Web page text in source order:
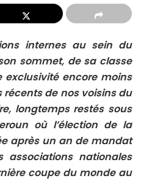
internes au sein du
sommet, de sa classe
exclusivité encore moins
de nos voisins du
longtemps restés sous
où l’élection de la
après un an de mandat
associations nationales
coupe du monde au